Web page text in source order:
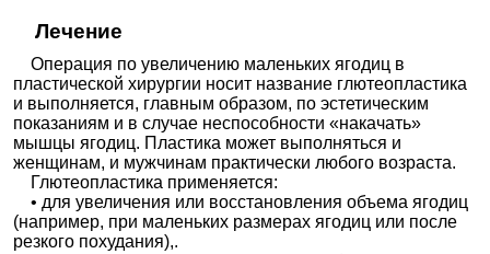
Лечение
Операция по увеличению маленьких ягодиц в
пластической хирургии носит название глютеопластика
и выполняется, главным образом, по эстетическим
показаниям и в случае неспособности «накачать»
мышцы ягодиц. Пластика может выполняться и
женщинам, и мужчинам практически любого возраста.
Глютеопластика применяется:
• для увеличения или восстановления объема ягодиц
(например, при маленьких размерах ягодиц или после
резкого похудания),.